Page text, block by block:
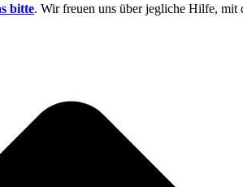
bitte. Wir freuen uns über jegliche Hilfe, mit